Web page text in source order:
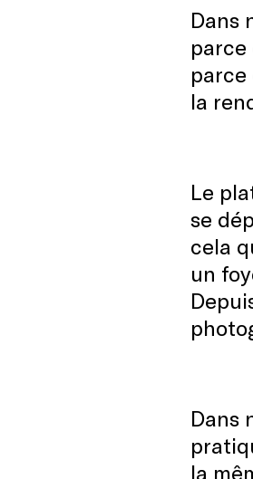
Dans
parce
la
Le
se
cela
un
Dans
la